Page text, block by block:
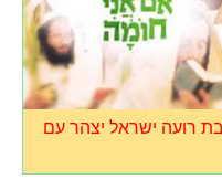
רועה ישראל יצהר עם